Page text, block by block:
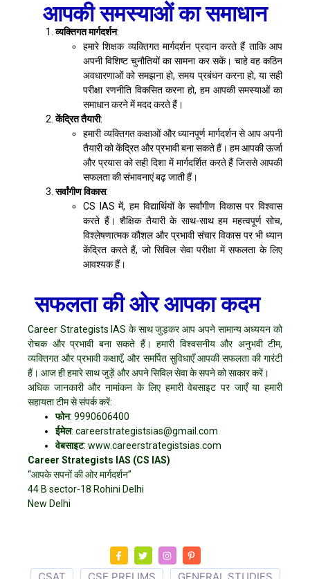
आपकी समस्याओं का समाधान
व्यक्तिगत मार्गदर्शन:
हमारे शिक्षक व्यक्तिगत मार्गदर्शन प्रदान करते हैं ताकि आप
अपनी विशिष्ट चुनौतियों का सामना कर सकें। चाहे वह कठिन
अवधारणाओं को समझना हो, समय प्रबंधन करना हो, या सही
परीक्षा रणनीति विकसित करना हो, हम आपकी समस्याओं का
समाधान करने में मदद करते हैं।
केंद्रित तैयारी:
हमारी व्यक्तिगत कक्षाओं और ध्यानपूर्ण मार्गदर्शन से आप अपनी
तैयारी को केंद्रित और प्रभावी बना सकते हैं। हम आपकी ऊर्जा
और प्रयास को सही दिशा में मार्गदर्शित करते हैं जिससे आपकी
सफलता की संभावनाएं बढ़ जाती हैं।
सर्वांगीण विकास:
CS IAS में, हम विद्यार्थियों के सर्वांगीण विकास पर विश्वास
करते हैं। शैक्षिक तैयारी के साथ-साथ हम महत्वपूर्ण सोच,
विश्लेषणात्मक कौशल और प्रभावी संचार विकास पर भी ध्यान
केंद्रित करते हैं, जो सिविल सेवा परीक्षा में सफलता के लिए
आवश्यक हैं।
सफलता की ओर आपका कदम
Career Strategists IAS के साथ जुड़कर आप अपने सामान्य अध्ययन को
रोचक और प्रभावी बना सकते हैं। हमारी विश्वसनीय और अनुभवी टीम,
व्यक्तिगत और प्रभावी कक्षाएँ, और समर्पित सुविधाएँ आपकी सफलता की गारंटी
हैं। आज ही हमारे साथ जुड़ें और अपने सिविल सेवा के सपने को साकार करें।
अधिक जानकारी और नामांकन के लिए हमारी वेबसाइट पर जाएँ या हमारी
सहायता टीम से संपर्क करें:
फोन: 9990606400
ईमेल: careerstrategistsias@gmail.com
वेबसाइट: www.careerstrategistsias.com
Career Strategists IAS (CS IAS)
“आपके सपनों की ओर मार्गदर्शन”
44 B sector-18 Rohini Delhi
New Delhi